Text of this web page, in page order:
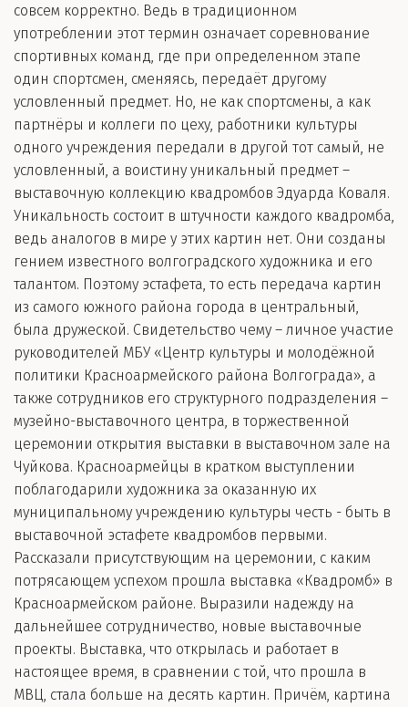
совсем корректно. Ведь в традиционном
употреблении этот термин означает соревнование
спортивных команд, где при определенном этапе
один спортсмен, сменяясь, передаёт другому
условленный предмет. Но, не как спортсмены, а как
партнёры и коллеги по цеху, работники культуры
одного учреждения передали в другой тот самый, не
условленный, а воистину уникальный предмет –
выставочную коллекцию квадромбов Эдуарда Коваля.
Уникальность состоит в штучности каждого квадромба,
ведь аналогов в мире у этих картин нет. Они созданы
гением известного волгоградского художника и его
талантом. Поэтому эстафета, то есть передача картин
из самого южного района города в центральный,
была дружеской. Свидетельство чему – личное участие
руководителей МБУ «Центр культуры и молодёжной
политики Красноармейского района Волгограда», а
также сотрудников его структурного подразделения –
музейно-выставочного центра, в торжественной
церемонии открытия выставки в выставочном зале на
Чуйкова. Красноармейцы в кратком выступлении
поблагодарили художника за оказанную их
муниципальному учреждению культуры честь - быть в
выставочной эстафете квадромбов первыми.
Рассказали присутствующим на церемонии, с каким
потрясающем успехом прошла выставка «Квадромб» в
Красноармейском районе. Выразили надежду на
дальнейшее сотрудничество, новые выставочные
проекты. Выставка, что открылась и работает в
настоящее время, в сравнении с той, что прошла в
МВЦ, стала больше на десять картин. Причём, картина